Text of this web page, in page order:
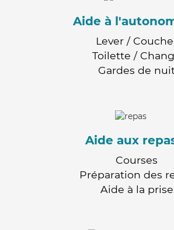
Aide à
Lever /
Toilette /
Gardes de
Aide aux
Courses
Préparation des
Aide à la prise